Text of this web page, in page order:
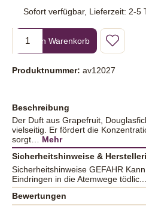
Sofort verfügbar, Lieferzeit: 2-5
Produkt Anzahl: Gib den
In den Warenkorb
Produktnummer: av12027
Beschreibung
Der Duft aus Grapefruit,
vielseitig. Er fördert die
sorgt… Mehr
Sicherheitshinweise &
Sicherheitshinweise GEFAHR
Eindringen in die Atemwege tödlic...
Bewertungen